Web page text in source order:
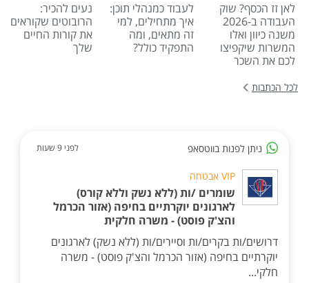
לאן זז הכסף? שוק
העבודה ב-2026
משנה כיוון ואלו
המשרות שיקפיצו
לכם את השכר
לעבוד כמנהלי תוכן:
איך מתחילים, למי
זה מתאים, ומה
התפקיד כולל?
נעים להכיר:
הרובוטים שקוראים
את קורות החיים
שלך
לכל הכתבות
ניתן לפנות בווטסאפ לפני 9 שעות
VIP אבטחה
שומרים /ות (ללא נשק וללא קורס)
לארגונים יוקרתיים בחיפה (אזור הכרמל
והצ'ק פוסט) - משרה חלקית
דרושים/ות בקרים/ות וסיירים/ות (ללא נשק) לארגונים
יוקרתיים בחיפה (אזור הכרמל והצ'ק פוסט) - משרה
חלקי...